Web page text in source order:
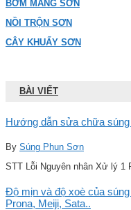
BƠM MÀNG SƠN
NỒI TRỘN SƠN
CÂY KHUẤY SƠN
BÀI VIẾT
Hướng dẫn sửa chữa
By Súng Phun Sơn
STT Lỗi Nguyên nhân Xử lý 1
Độ mịn và độ xoè của
Prona, Meiji, Sata..